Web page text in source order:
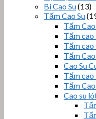
Bi Cao Su(13)
Tấm Cao Su
Tấm
Tấm cao
Tấm cao
Tấm
Cao Su
Tấm
Tấm
Cao su